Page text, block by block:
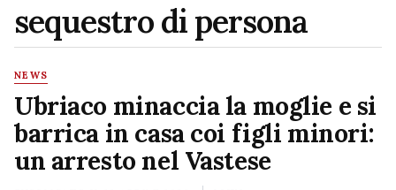
sequestro di persona
NEWS
Ubriaco minaccia la moglie e si
barrica in casa coi figli minori:
un arresto nel Vastese